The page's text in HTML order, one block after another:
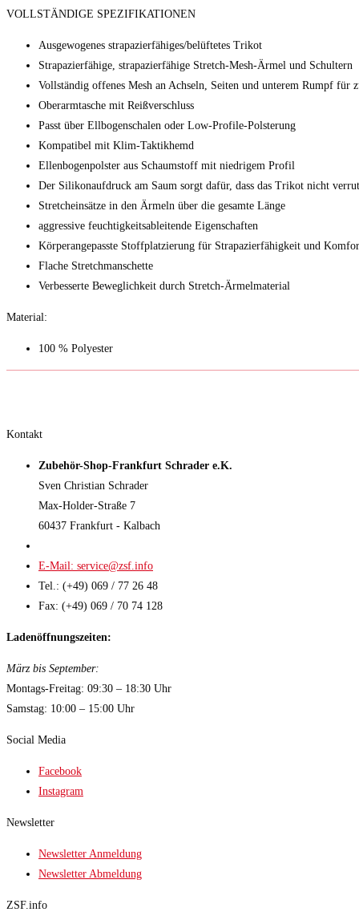
VOLLSTÄNDIGE SPEZIFIKATIONEN
Ausgewogenes strapazierfähiges/belüftetes Trikot
Strapazierfähige, strapazierfähige Stretch-Mesh-Ärmel und Schultern
Vollständig offenes Mesh an Achseln, Seiten und unterem Rumpf für
Oberarmtasche mit Reißverschluss
Passt über Ellbogenschalen oder Low-Profile-Polsterung
Kompatibel mit Klim-Taktikhemd
Ellenbogenpolster aus Schaumstoff mit niedrigem Profil
Der Silikonaufdruck am Saum sorgt dafür, dass das Trikot nicht
Stretcheinsätze in den Ärmeln über die gesamte Länge
aggressive feuchtigkeitsableitende Eigenschaften
Körperangepasste Stoffplatzierung für Strapazierfähigkeit und
Flache Stretchmanschette
Verbesserte Beweglichkeit durch Stretch-Ärmelmaterial
Material:
100 % Polyester
Kontakt
Zubehör-Shop-Frankfurt Schrader e.K.
Sven Christian Schrader
Max-Holder-Straße 7
60437 Frankfurt - Kalbach
E-Mail: service@zsf.info
Tel.: (+49) 069 / 77 26 48
Fax: (+49) 069 / 70 74 128
Ladenöffnungszeiten:
März bis September:
Montags-Freitag: 09:30 – 18:30 Uhr
Samstag: 10:00 – 15:00 Uhr
Social Media
Facebook
Instagram
Newsletter
Newsletter Anmeldung
Newsletter Abmeldung
ZSF.info